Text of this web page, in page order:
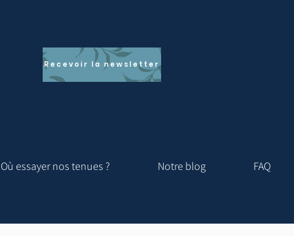
Où essayer nos tenues ? Notre blog FAQ
Recevoir la newsletter